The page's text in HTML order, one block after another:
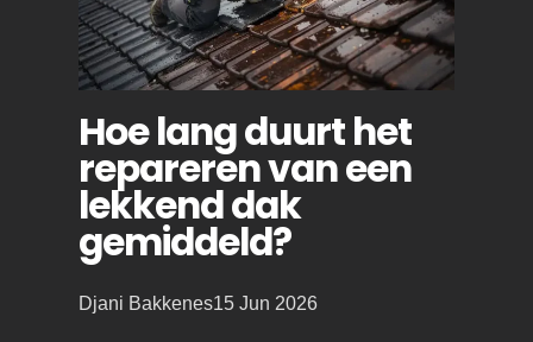
Hoe lang duurt het
repareren van een
lekkend dak
gemiddeld?
Posted
Djani Bakkenes15 Jun 2026